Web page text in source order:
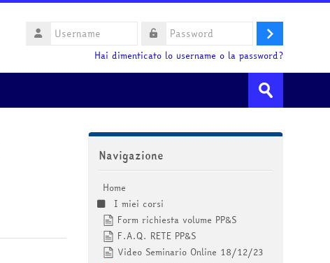
Username
Login
Hai dimenticato lo username o la password?
Invia
Salta Navigazione
Navigazione
Home
I miei corsi
Form richiesta volume PP&S
F.A.Q. RETE PP&S
Video Seminario Online 18/12/23